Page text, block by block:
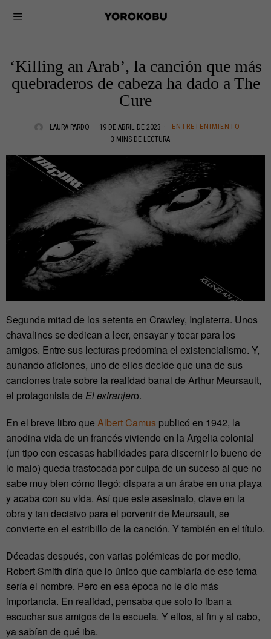
‘Killing an Arab’, la canción que más
quebraderos de cabeza ha dado a The
Cure
LAURA PARDO 19 DE ABRIL DE 2023
ENTRETENIMIENTO
3 MINS DE LECTURA
Segunda mitad de los setenta en Crawley, Inglaterra. Unos
chavalines se dedican a leer, ensayar y tocar para los
amigos. Entre sus lecturas predomina el existencialismo. Y,
aunando aficiones, uno de ellos decide que una de sus
canciones trate sobre la realidad banal de Arthur Meursault,
el protagonista de El extranjero.
En el breve libro que Albert Camus publicó en 1942, la
anodina vida de un francés viviendo en la Argelia colonial
(un tipo con escasas habilidades para discernir lo bueno de
lo malo) queda trastocada por culpa de un suceso al que no
sabe muy bien cómo llegó: dispara a un árabe en una playa
y acaba con su vida. Así que este asesinato, clave en la
obra y tan decisivo para el porvenir de Meursault, se
convierte en el estribillo de la canción. Y también en el título.
Décadas después, con varias polémicas de por medio,
Robert Smith diría que lo único que cambiaría de ese tema
sería el nombre. Pero en esa época no le dio más
importancia. En realidad, pensaba que solo lo iban a
escuchar sus amigos de la escuela. Y ellos, al fin y al cabo,
ya sabían de qué iba.